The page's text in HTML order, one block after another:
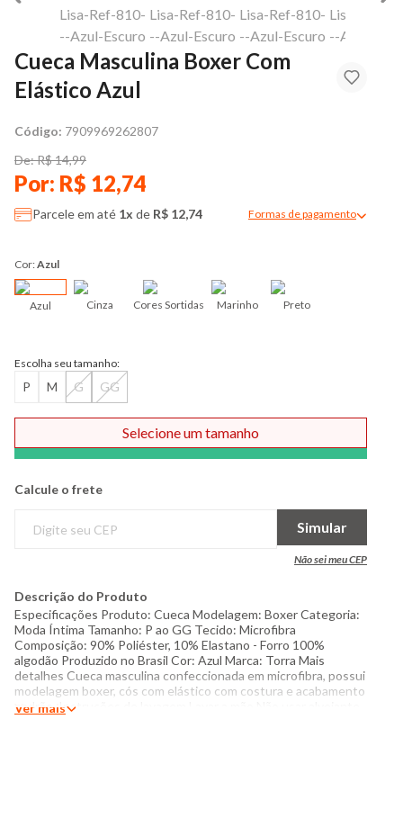
Cueca Masculina Boxer Com
Elástico Azul
Código: 7909969262807
De: R$ 14,99
Por: R$ 12,74
Parcele em até 1x de R$ 12,74 Formas de pagamento
Cor:Azul
Azul Cinza Cores Sortidas Marinho Preto
Escolha seu tamanho:
P M G GG
Comprar
Selecione um tamanho
Calcule o frete
Simular
Não sei meu CEP
Descrição do Produto
Especificações Produto: Cueca Modelagem: Boxer Categoria:
Moda Íntima Tamanho: P ao GG Tecido: Microfibra
Composição: 90% Poliéster, 10% Elastano - Forro 100%
algodão Produzido no Brasil Cor: Azul Marca: Torra Mais
detalhes Cueca masculina confeccionada em microfibra, possui
modelagem boxer, cós com elástico com costura e acabamento
padrão. Instruções de lavagem Lavar a mão Não usar alvejante
Ver mais